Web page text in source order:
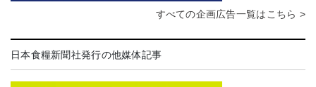
すべての企画広告一覧はこちら >
日本食糧新聞社発行の他媒体記事